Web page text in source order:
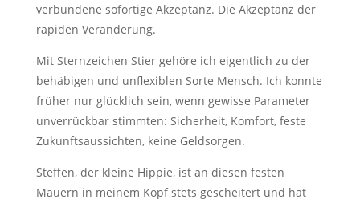
verbundene sofortige Akzeptanz. Die Akzeptanz der
rapiden Veränderung.
Mit Sternzeichen Stier gehöre ich eigentlich zu der
behäbigen und unflexiblen Sorte Mensch. Ich konnte
früher nur glücklich sein, wenn gewisse Parameter
unverrückbar stimmten: Sicherheit, Komfort, feste
Zukunftsaussichten, keine Geldsorgen.
Steffen, der kleine Hippie, ist an diesen festen
Mauern in meinem Kopf stets gescheitert und hat